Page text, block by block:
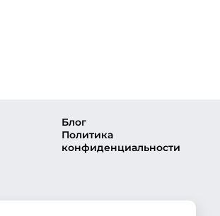
Блог
Политика
конфиденциальности